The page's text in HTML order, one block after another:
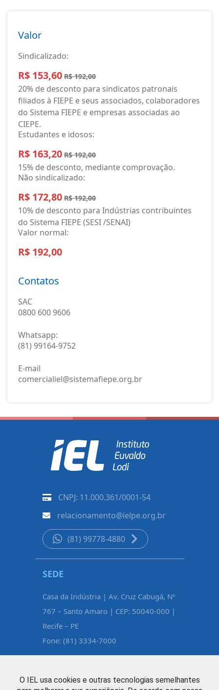
Valor
Sindicalizado:
R$ 153,60 R$ 192,00
20% de desconto para sindicatos patronais
filiados à FIEPE e seus associados, colaboradores
do Sistema FIEPE e empresas associadas ao
CIEPE.
Estudantes e idosos:
R$ 163,20 R$ 192,00
15% de desconto, mediante comprovação.
Não sindicalizado:
R$ 172,80 R$ 192,00
10% de desconto para Indústrias contribuintes
do Sistema FIEPE (SESI /SENAI)
Valor normal:
R$ 192,00
Contatos
SAC
0800 600 9606
Whatsapp:
(81) 99164-9752
E-mail
comercialiel@sistemafiepe.org.br
CNPJ: 11.000.361/0001-54
relacionamento@ielpe.org.br
(81) 99778-4880
SEDE
Casa da Indústria | Av. Cruz Cabugá, Nº
767 – Santo Amaro | CEP: 50040-000 |
Recife – PE
Fone: (81) 3334-7000
O IEL usa cookies e outras tecnologias semelhantes